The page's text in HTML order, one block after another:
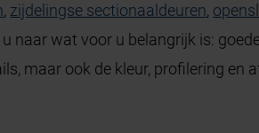
, zijdelingse sectionaaldeuren,
naar wat voor u belangrijk is:
maar ook de kleur, profilering en